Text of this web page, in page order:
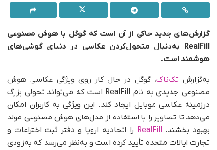
گزارش‌های جدید حاکی از آن است که گوگل با هوش مصنوعی
RealFill به‌دنبال متحول‌کردن عکاسی در دنیای گوشی‌های
هوشمند است.
به‌گزارش تک‌ناک، گوگل در حال کار روی ویژگی عکاسی هوش
مصنوعی جدیدی به نام RealFill است که می‌تواند تحولی بزرگ
در‌زمینه عکاسی موبایل ایجاد کند. این ویژگی به کاربران امکان
می‌دهد تا تصاویر را با استفاده از مدل‌های هوش مصنوعی مولد
بهبود بخشند.RealFill را اتحادیه اروپا و دفتر ثبت اختراعات و
تجارت ایالات متحده تأیید کرده است و به‌نظر می‌رسد که به‌زودی